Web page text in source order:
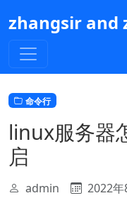
到
主
内
容
zhangsir and
命令行
linux服务器
启
admin
2022年